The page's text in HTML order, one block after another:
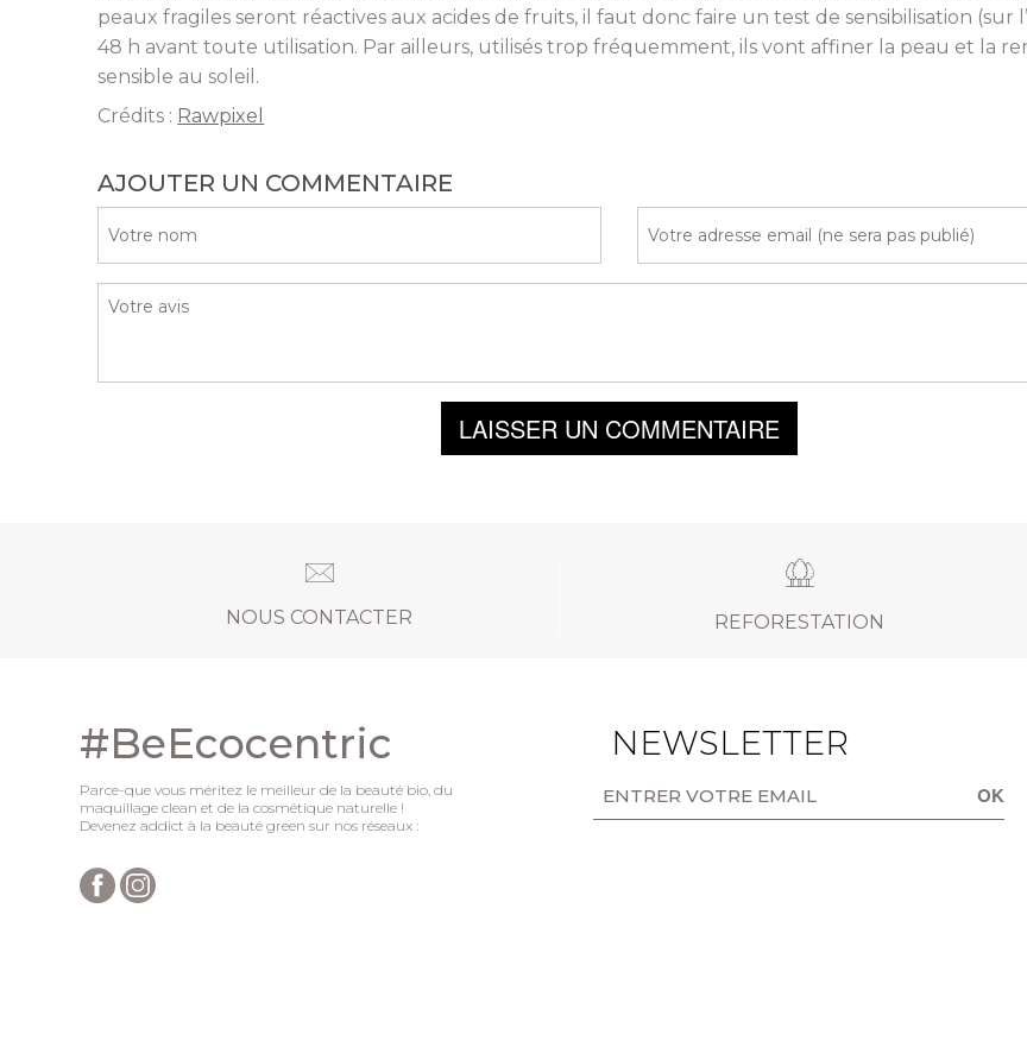
peaux fragiles seront réactives aux acides de fruits, il faut donc faire un test de sensibilisation (sur
48 h avant toute utilisation. Par ailleurs, utilisés trop fréquemment, ils vont affiner la peau et la
sensible au soleil.
Crédits : Rawpixel
AJOUTER UN COMMENTAIRE
LAISSER UN COMMENTAIRE
NOUS CONTACTER REFORESTATION
#BeEcocentric
Parce-que vous méritez le meilleur de la beauté bio, du
maquillage clean et de la cosmétique naturelle !
Devenez addict à la beauté green sur nos réseaux :
NEWSLETTER
OK